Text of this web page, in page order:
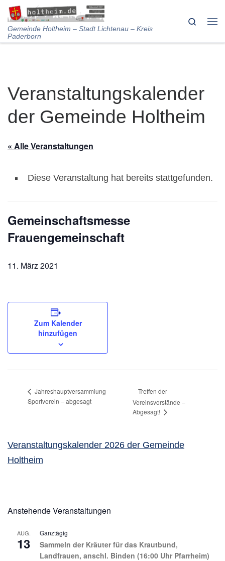
Skip to content
Gemeinde Holtheim – Stadt Lichtenau – Kreis
Paderborn
Search
Veranstaltungskalender
der Gemeinde Holtheim
« Alle Veranstaltungen
Diese Veranstaltung hat bereits stattgefunden.
Gemeinschaftsmesse
Frauengemeinschaft
11. März 2021
Zum Kalender
hinzufügen
Jahreshauptversammlung
Sportverein – abgesagt
Treffen der
Vereinsvorstände –
Abgesagt!
Veranstaltungskalender 2026 der Gemeinde
Holtheim
Anstehende Veranstaltungen
AUG.
13
Ganztägig
Sammeln der Kräuter für das Krautbund,
Landfrauen, anschl. Binden (16:00 Uhr Pfarrheim)